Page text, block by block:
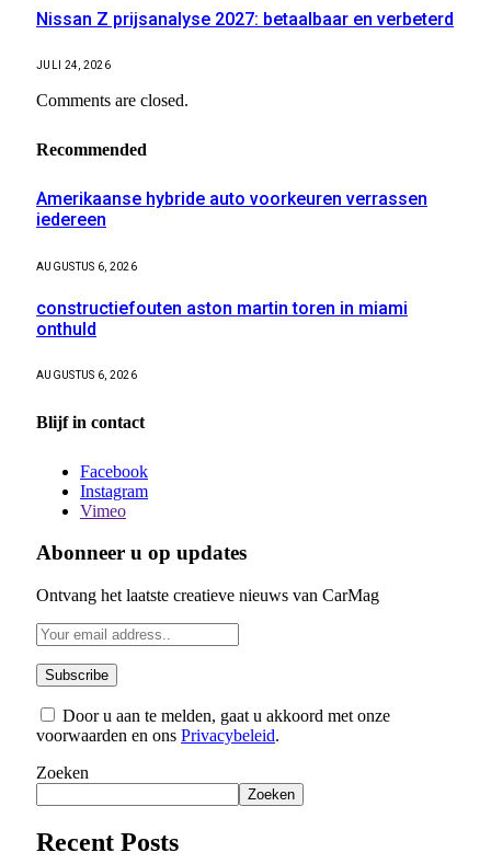
Nissan Z prijsanalyse 2027: betaalbaar en verbeterd
JULI 24, 2026
Comments are closed.
Recommended
Amerikaanse hybride auto voorkeuren verrassen
iedereen
AUGUSTUS 6, 2026
constructiefouten aston martin toren in miami
onthuld
AUGUSTUS 6, 2026
Blijf in contact
Facebook
Instagram
Vimeo
Abonneer u op updates
Ontvang het laatste creatieve nieuws van CarMag
Door u aan te melden, gaat u akkoord met onze
voorwaarden en ons Privacybeleid.
Zoeken
Zoeken
Recent Posts